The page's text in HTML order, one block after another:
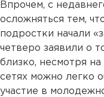
Впрочем, с
осложняться тем,
подростки начали
четверо заявили о
близко, несмотря
сетях можно легко
участие в